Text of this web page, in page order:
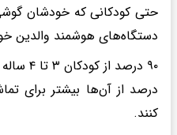
حتی کودکانی که خودشان
دستگاه‌های هوشمند والدین
درصد از آن‌ها بیشتر برای
کنند.